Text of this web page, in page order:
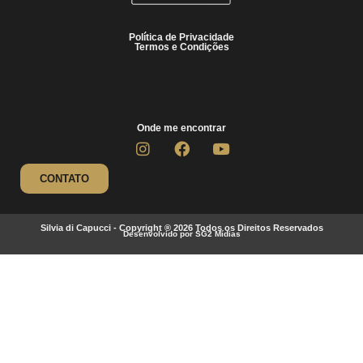
Política de Privacidade
Termos e Condições
Onde me encontrar
CONTATO
Silvia di Capucci - Copyright ® 2026 Todos os Direitos Reservados
Desenvolvido por SG2 Mídias